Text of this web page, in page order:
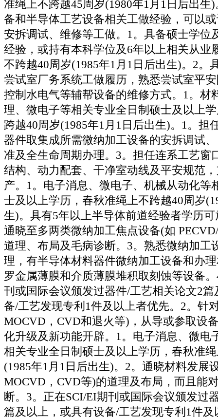
准绳上不跨越45周岁(1980年1月1日后出生
备和半导体工艺设备相关工做经验，可以
安拆调试、维修等工做。1。具备硕士学位
经验，或持有本科学位及6年以上相关从业
不跨越40周岁(1985年1月1日后出生)。2。
尝试室厂务系统工做履历，熟悉尝试室平
控制水电气等辅帮设备的维修方式。1。材
理、微电子等相关专业全日制硕士及以上
跨越40周岁(1985年1月1日后出生)。1。担
器件取集成所需微纳加工设备的安拆调试
准及全生命周期办理。3。担任连系工艺窗
结构、动力配套、干净室动线及平安规范
产。1。电子消息、微电子、机械从动化等
士及以上学历，春秋准绳上不跨越40周岁
生)。具有5年以上半导体前道经验者学历
通晓至多两类微纳加工焦点设备(如
道理、布局及毛病诊断。3。熟悉微纳加工
理，有半导体材料器件微纳加工设备和办
罗金属薄膜和介质薄膜堆积取刻蚀等设备
刊或国际会议颁发过器件/工艺相关论文2
备/工艺发现专利1件及以上者优先。2。针
MOCVD，CVD和退火等)，从导或参取设
化升级及新功能开辟。1。电子消息、微电
相关专业全日制硕士及以上学历，春秋准
(1985年1月1日后出生)。2。通晓材料发展
MOCVD，CVD等)的道理及布局，而且能
断。3。正在SCI/EI期刊或国际会议颁发过
篇及以上，或具有设备/工艺发现专利1件